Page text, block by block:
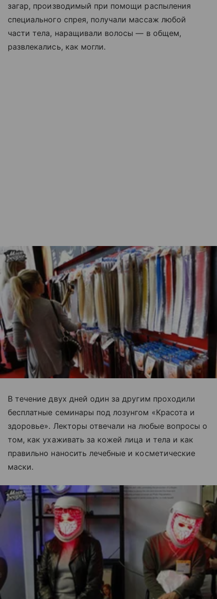
загар, производимый при помощи распыления
специального спрея, получали массаж любой
части тела, наращивали волосы — в общем,
развлекались, как могли.
В течение двух дней один за другим проходили
бесплатные семинары под лозунгом «Красота и
здоровье». Лекторы отвечали на любые вопросы о
том, как ухаживать за кожей лица и тела и как
правильно наносить лечебные и косметические
маски.